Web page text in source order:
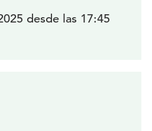
desde las 17:45